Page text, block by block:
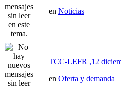
en Noticias
TCC-LEFR ,12
en Oferta y demanda